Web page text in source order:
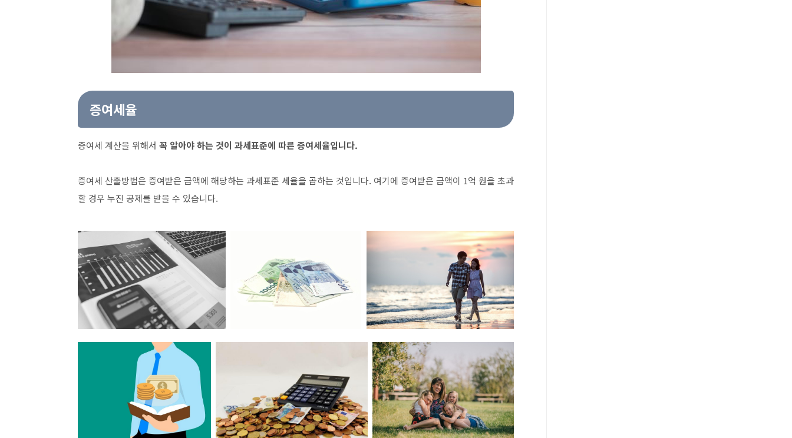
증여세율
증여세 계산을 위해서 꼭 알아야 하는 것이 과세표준에 따른 증여세율입니다.
증여세 산출방법은 증여받은 금액에 해당하는 과세표준 세율을 곱하는 것입니다. 여기에 증여받은 금액이 1억 원을 초과
할 경우 누진 공제를 받을 수 있습니다.